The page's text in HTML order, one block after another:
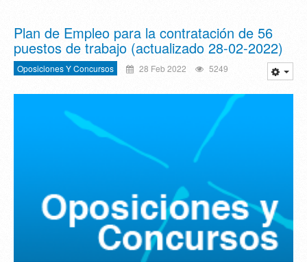
Plan de Empleo para la contratación de 56
puestos de trabajo (actualizado 28-02-2022)
Oposiciones Y Concursos 28 Feb 2022 5249